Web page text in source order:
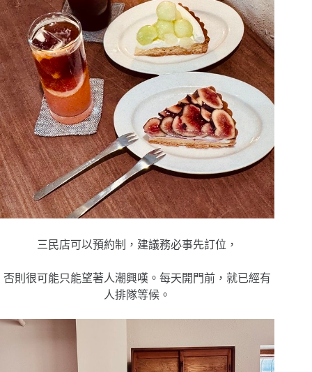
三民店可以預約制，建議務必事先訂位，
否則很可能只能望著人潮興嘆。每天開門前，就已經有
人排隊等候。